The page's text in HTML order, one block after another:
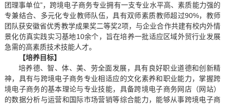
团理事单位”，跨境电子商务专业拥有一支专业水平高、素质能力强的
专兼结合、多元化专业教师队伍，具有双师素质教师超过90%，教师
团队获安徽省优秀教学成果奖二等奖2项，与企业合作共建有校内外情
景化仿真实践实习基地10余个，旨在培养一批适应区域外贸行业发展
急需的高素质技术技能人才。
【培养目标】
培养德、智、体、美、劳全面发展，具有良好职业道德和创新精
神，具有与跨境电子商务专业相适应的文化素养和职业能力，掌握跨
境电子商务的基本理论与专业技能，具备跨境电子商务网店（网站）
的数据分析与运营和国际市场营销等综合能力，能够从事跨境电子商